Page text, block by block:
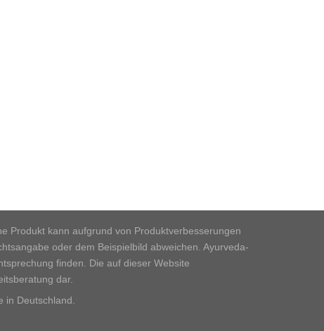
Produkt kann aufgrund von Produktverbesserungen
oder dem Beispielbild abweichen. Ayurveda-
finden. Die auf dieser Website
dar.
Deutschland.